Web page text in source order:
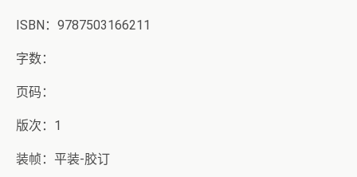
ISBN：9787503166211
字数：
页码：
版次：1
装帧：平装-胶订